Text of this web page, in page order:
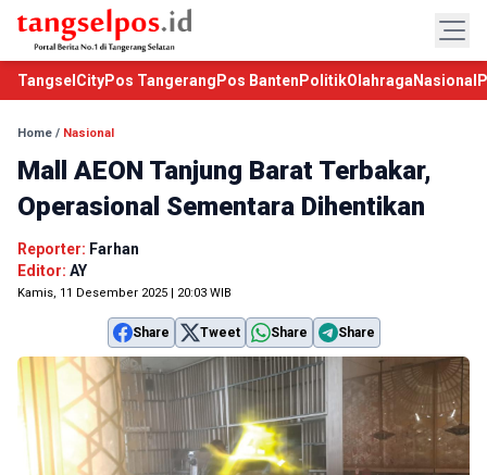
TangselCityPos Tangerang Pos Banten PolitikOlahraga Nasional
Home / Nasional
Mall AEON Tanjung Barat Terbakar,
Operasional Sementara Dihentikan
Reporter: Farhan
Editor: AY
Kamis, 11 Desember 2025 | 20:03 WIB
Share Tweet Share Share